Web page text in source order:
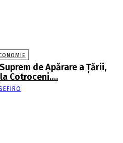
de Apărare a Ţării,
Cotroceni….